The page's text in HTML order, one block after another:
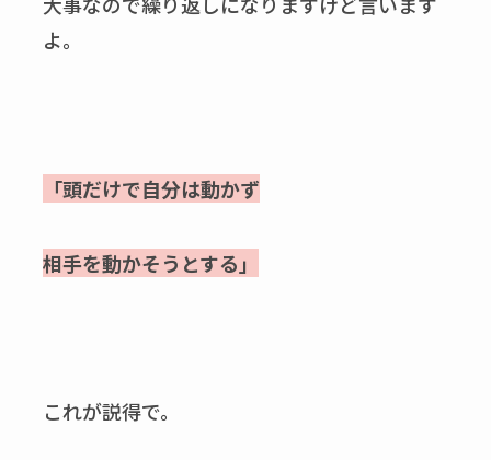
よ。
「頭だけで自分は動かず
相手を動かそうとする」
これが説得で。